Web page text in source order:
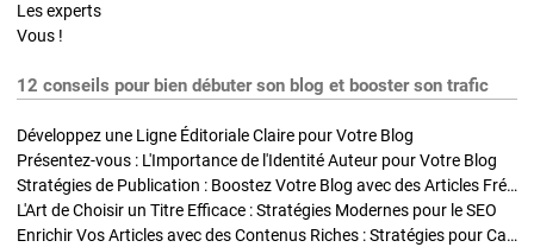
Les experts
Vous !
12 conseils pour bien débuter son blog et booster son trafic
Développez une Ligne Éditoriale Claire pour Votre Blog
Présentez-vous : L'Importance de l'Identité Auteur pour Votre Blog
Stratégies de Publication : Boostez Votre Blog avec des Articles Fréquents et Exclusifs
L'Art de Choisir un Titre Efficace : Stratégies Modernes pour le SEO
Enrichir Vos Articles avec des Contenus Riches : Stratégies pour Captiver et Optimiser